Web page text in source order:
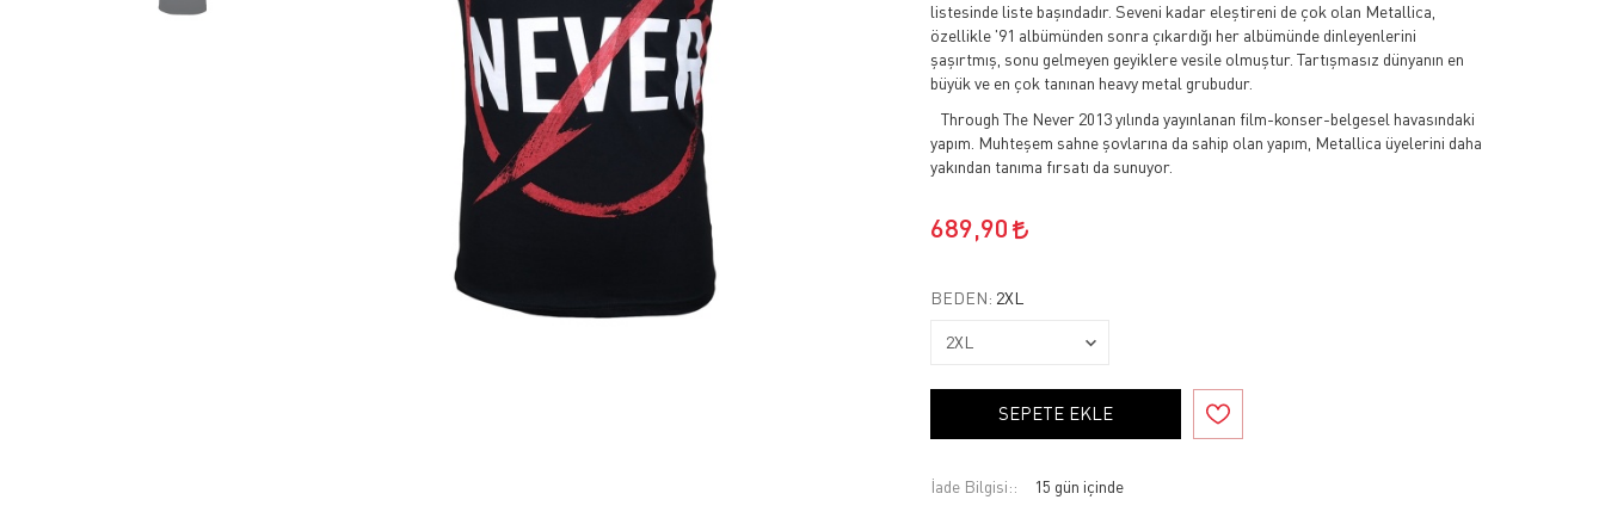
listesinde liste başındadır. Seveni kadar eleştireni de çok olan Metallica,
özellikle '91 albümünden sonra çıkardığı her albümünde dinleyenlerini
şaşırtmış, sonu gelmeyen geyiklere vesile olmuştur. Tartışmasız dünyanın en
büyük ve en çok tanınan heavy metal grubudur.
Through The Never 2013 yılında yayınlanan film-konser-belgesel havasındaki
yapım. Muhteşem sahne şovlarına da sahip olan yapım, Metallica üyelerini daha
yakından tanıma fırsatı da sunuyor.
689,90
BEDEN: 2XL
SEPETE EKLE
İade Bilgisi: